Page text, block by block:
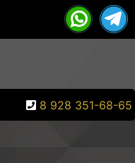
8 928 351-68-65